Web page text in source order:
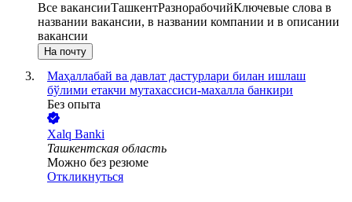
Все вакансииТашкентРазнорабочийКлючевые слова в
названии вакансии, в названии компании и в описании
вакансии
На почту
Маҳаллабай ва давлат дастурлари билан ишлаш
бўлими етакчи мутахассиси-махалла банкири
Без опыта
Xalq Banki
Ташкентская область
Можно без резюме
Откликнуться